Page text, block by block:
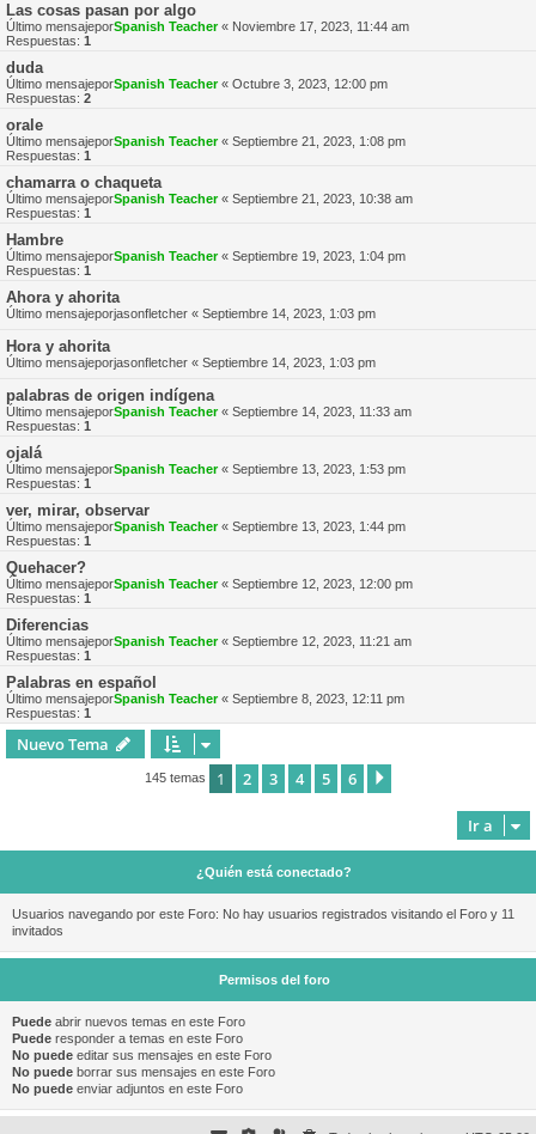
Las cosas pasan por algo
Último mensajeporSpanish Teacher« Noviembre 17, 2023, 11:44 am
Respuestas: 1
duda
Último mensajeporSpanish Teacher« Octubre 3, 2023, 12:00 pm
Respuestas: 2
orale
Último mensajeporSpanish Teacher« Septiembre 21, 2023, 1:08 pm
Respuestas: 1
chamarra o chaqueta
Último mensajeporSpanish Teacher« Septiembre 21, 2023, 10:38 am
Respuestas: 1
Hambre
Último mensajeporSpanish Teacher« Septiembre 19, 2023, 1:04 pm
Respuestas: 1
Ahora y ahorita
Último mensajeporjasonfletcher « Septiembre 14, 2023, 1:03 pm
Hora y ahorita
Último mensajeporjasonfletcher « Septiembre 14, 2023, 1:03 pm
palabras de origen indígena
Último mensajeporSpanish Teacher« Septiembre 14, 2023, 11:33 am
Respuestas: 1
ojalá
Último mensajeporSpanish Teacher« Septiembre 13, 2023, 1:53 pm
Respuestas: 1
ver, mirar, observar
Último mensajeporSpanish Teacher« Septiembre 13, 2023, 1:44 pm
Respuestas: 1
Quehacer?
Último mensajeporSpanish Teacher« Septiembre 12, 2023, 12:00 pm
Respuestas: 1
Diferencias
Último mensajeporSpanish Teacher« Septiembre 12, 2023, 11:21 am
Respuestas: 1
Palabras en español
Último mensajeporSpanish Teacher« Septiembre 8, 2023, 12:11 pm
Respuestas: 1
Nuevo Tema
145 temas 1 2 3 4 5 6
Ir a
¿Quién está conectado?
Usuarios navegando por este Foro: No hay usuarios registrados visitando el Foro y 11
invitados
Permisos del foro
Puede abrir nuevos temas en este Foro
Puede responder a temas en este Foro
No puede editar sus mensajes en este Foro
No puede borrar sus mensajes en este Foro
No puede enviar adjuntos en este Foro